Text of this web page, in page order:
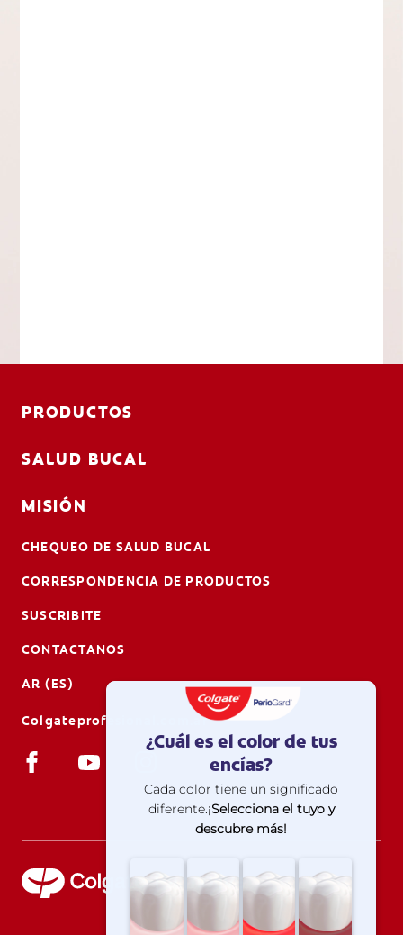
PRODUCTOS
SALUD BUCAL
MISIÓN
CHEQUEO DE SALUD BUCAL
CORRESPONDENCIA DE PRODUCTOS
SUSCRIBITE
CONTACTANOS
AR (ES)
Colgateprofesional.com.ar